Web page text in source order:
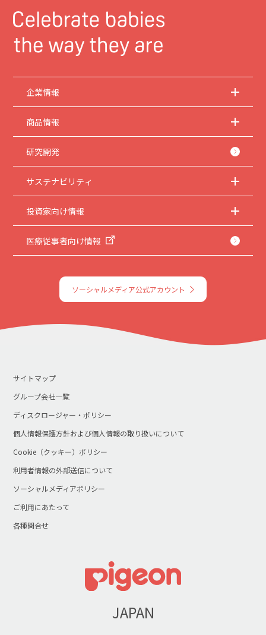
企業情報
商品情報
研究開発
サステナビリティ
投資家向け情報
医療従事者向け情報
ソーシャルメディア公式アカウント
サイトマップ
グループ会社一覧
ディスクロージャー・ポリシー
個人情報保護方針および個人情報の取り扱いについて
Cookie（クッキー）ポリシー
利用者情報の外部送信について
ソーシャルメディアポリシー
ご利用にあたって
各種問合せ
JAPAN